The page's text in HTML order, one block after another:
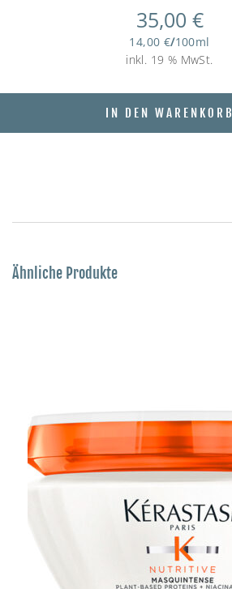
35,00 €
14,00 €/100ml
inkl. 19 % MwSt.
IN DEN WARENKORB
Ähnliche Produkte